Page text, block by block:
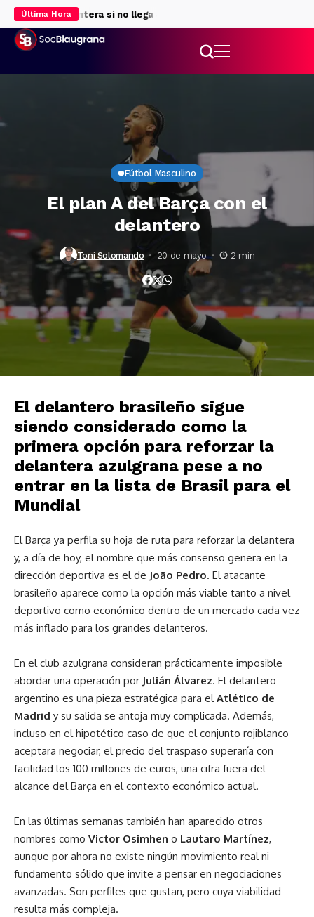
Última Hora
para la delantera si no llega Julián Álvarez
Fútbol Masculino
El plan A del Barça con el
delantero
Toni Solomando 20 de mayo 2 min
El delantero brasileño sigue
siendo considerado como la
primera opción para reforzar la
delantera azulgrana pese a no
entrar en la lista de Brasil para el
Mundial
El Barça ya perfila su hoja de ruta para reforzar la delantera
y, a día de hoy, el nombre que más consenso genera en la
dirección deportiva es el de João Pedro. El atacante
brasileño aparece como la opción más viable tanto a nivel
deportivo como económico dentro de un mercado cada vez
más inflado para los grandes delanteros.
En el club azulgrana consideran prácticamente imposible
abordar una operación por Julián Álvarez. El delantero
argentino es una pieza estratégica para elAtlético de
Madrid y su salida se antoja muy complicada. Además,
incluso en el hipotético caso de que el conjunto rojiblanco
aceptara negociar, el precio del traspaso superaría con
facilidad los 100 millones de euros, una cifra fuera del
alcance del Barça en el contexto económico actual.
En las últimas semanas también han aparecido otros
nombres como Victor Osimhen o Lautaro Martínez,
aunque por ahora no existe ningún movimiento real ni
fundamento sólido que invite a pensar en negociaciones
avanzadas. Son perfiles que gustan, pero cuya viabilidad
resulta más compleja.